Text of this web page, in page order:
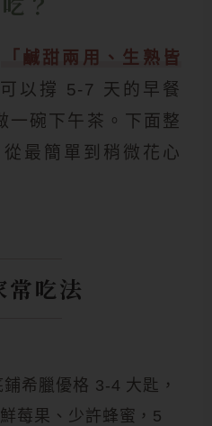
「鹹甜兩用、生熟皆
以撐 5-7 天的早餐
一碗下午茶。下面整
最簡單到稍微花心
常吃法
鋪希臘優格 3-4 大匙，
莓果、少許蜂蜜，5